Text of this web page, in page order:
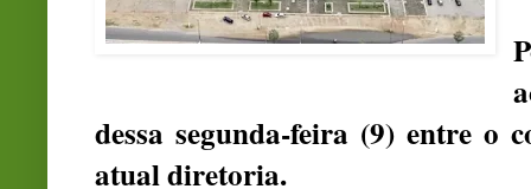
dessa segunda-feira (9) entre o
atual diretoria.